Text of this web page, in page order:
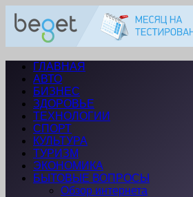
ГЛАВНАЯ
АВТО
БИЗНЕС
ЗДОРОВЬЕ
ТЕХНОЛОГИИ
СПОРТ
КУЛЬТУРА
ТУРИЗМ
ЭКОНОМИКА
БЫТОВЫЕ ВОПРОСЫ
Обзор интернета